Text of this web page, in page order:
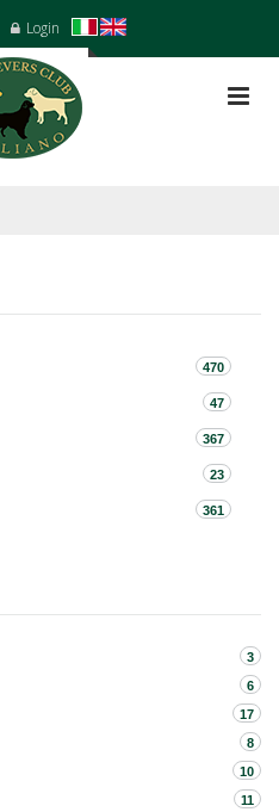
Login
470
47
367
23
361
3
6
17
8
10
11